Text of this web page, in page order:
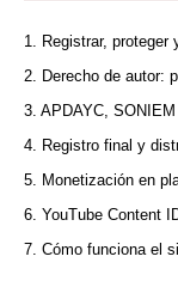
1. Registrar, proteger
2. Derecho de autor:
3. APDAYC,
4. Registro final y
5. Monetización en
6. YouTube Content
7. Cómo funciona el